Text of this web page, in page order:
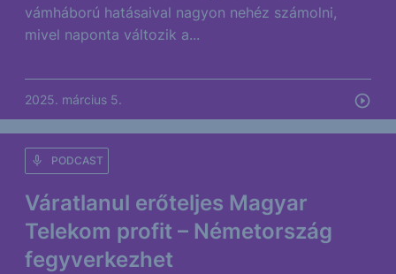
vámháború hatásaival nagyon nehéz számolni,
mivel naponta változik a...
2025. március 5.
Váratlanul erőteljes Magyar
Telekom profit – Németország
fegyverkezhet
PODCAST